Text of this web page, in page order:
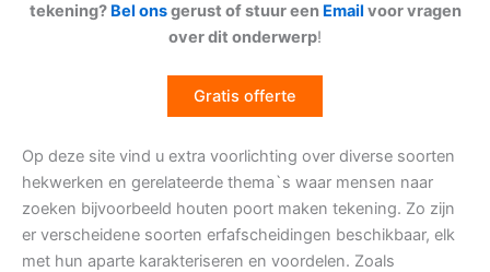
tekening? Bel onsgerust of stuur een Email voor vragen
over dit onderwerp!
Gratis offerte
Op deze site vind u extra voorlichting over diverse soorten
hekwerken en gerelateerde thema`s waar mensen naar
zoeken bijvoorbeeld houten poort maken tekening. Zo zijn
er verscheidene soorten erfafscheidingen beschikbaar, elk
met hun aparte karakteriseren en voordelen. Zoals